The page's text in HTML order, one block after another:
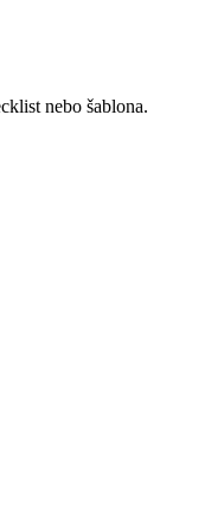
nebo šablona.